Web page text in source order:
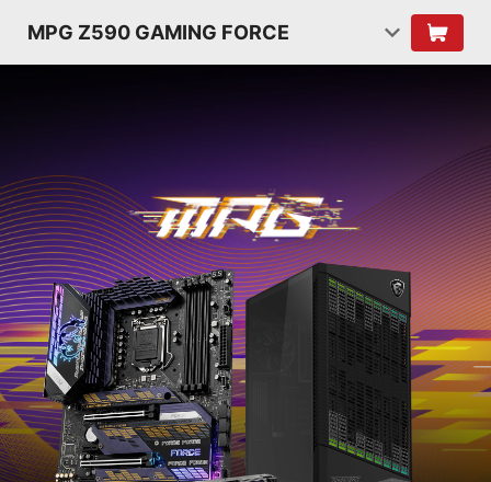
MPG Z590 GAMING FORCE